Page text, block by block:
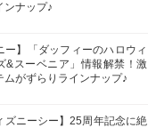
ンナップ♪
ー】「ダッフィーのハロウィ
&スーベニア」情報解禁！激
ムがずらりラインナップ♪
ズニーシー】25周年記念に絶